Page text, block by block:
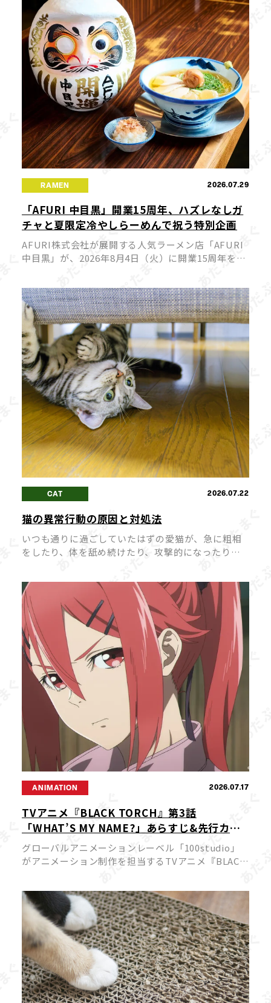
RAMEN 2026.07.29
「AFURI 中目黒」開業15周年、ハズレなしガ
チャと夏限定冷やしらーめんで祝う特別企画
AFURI株式会社が展開する人気ラーメン店「AFURI
中目黒」が、2026年8月4日（火）に開業15周年を迎
しい冷やしらー […]
CAT 2026.07.22
猫の異常行動の原因と対処法
いつも通りに過ごしていたはずの愛猫が、急に粗相
をしたり、体を舐め続けたり、攻撃的になったりす
化など、さまざまな原因が隠れている […]
ANIMATION 2026.07.17
TVアニメ『BLACK TORCH』第3話
「WHAT’S MY NAME?」あらすじ&先行カッ
ト公開!物ノ怪嫌いの一華と弐郎・羅睺が一触
即発!?
グローバルアニメーションレーベル「100studio」
がアニメーション制作を担当するTVアニメ『BLACK
原作は […]